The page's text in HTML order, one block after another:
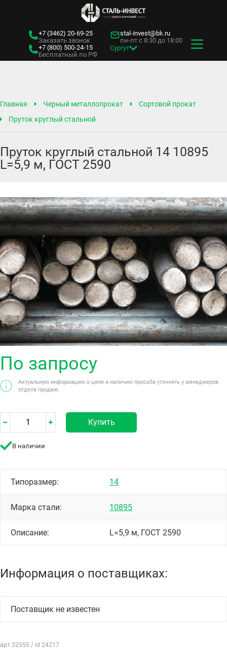
+7 (3462) 20-69-25
Заказать звонок
+7 (800) 500-24-15
Бесплатный по РФ
stal-invest@bk.ru
пн-пт с 8:30 до 18:00
Сургут
Главная Черный металлопрокат
Сортовой прокат
Пруток круглый стальной
Пруток круглый стальной 14 10895
L=5,9 м, ГОСТ 2590
По запросу
Актуальную информацию о цене и наличию просьба уточнять у менеджеров
отдела продаж.
Купить
В наличии
Типоразмер: 14
Марка стали: 10895
Описание: L=5,9 м, ГОСТ 2590
Информация о поставщиках:
Поставщик не известен
арт.32555 / id 24217